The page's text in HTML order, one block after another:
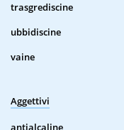
trasgrediscine
ubbidiscine
vaine
Aggettivi
antialcaline